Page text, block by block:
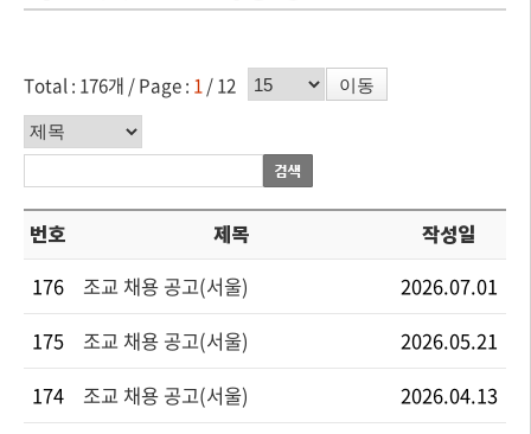
Total : 176개 /Page : 1/ 12 페이지수 선택
이동
분류기준
번호 제목
작성일
176
조교 채용 공고(서울)
2026.07.01
175
조교 채용 공고(서울)
2026.05.21
174
조교 채용 공고(서울)
2026.04.13